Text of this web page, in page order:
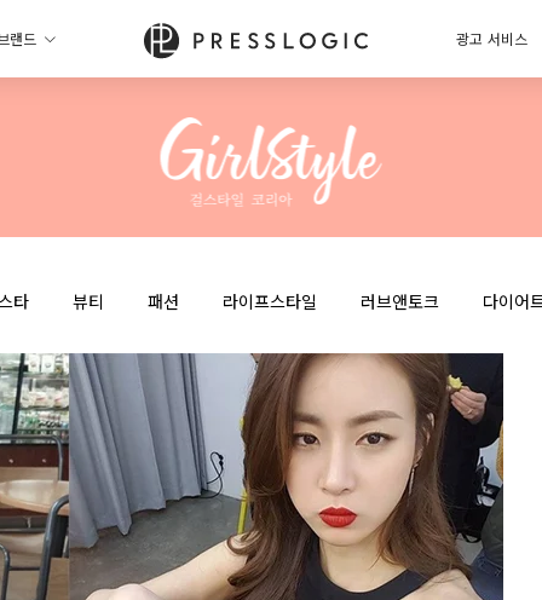
랜드 광고 서비스
타 뷰티 패션 라이프스타일 러브앤토크 다이어